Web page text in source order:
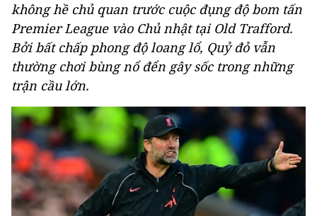
không hề chủ quan trước cuộc đụng độ bom tấn
Premier League vào Chủ nhật tại Old Trafford.
Bởi bất chấp phong độ loang lổ, Quỷ đỏ vẫn
thường chơi bùng nổ đển gây sốc trong những
trận cầu lớn.